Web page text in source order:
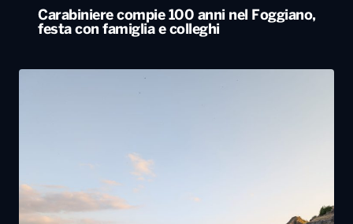
Carabiniere compie 100 anni nel Foggiano,
festa con famiglia e colleghi